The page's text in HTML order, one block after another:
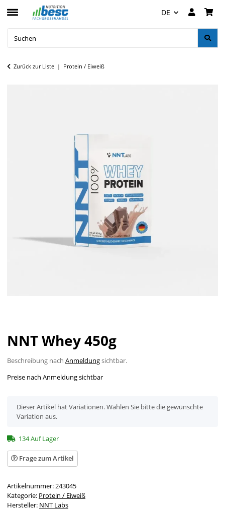
DE
Zurück zur Liste Protein / Eiweiß
NNT Whey 450g
Beschreibung nach Anmeldungsichtbar.
Preise nach Anmeldung sichtbar
x
Dieser Artikel hat Variationen. Wählen Sie bitte die gewünschte
Variation aus.
134 Auf Lager
Frage zum Artikel
Artikelnummer:243045
Kategorie: Protein / Eiweiß
Hersteller: NNT Labs